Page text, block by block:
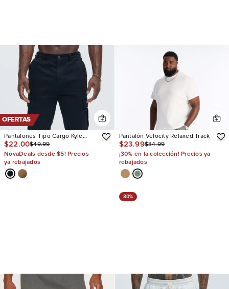
OFERTAS
Pantalones Tipo Cargo Kyle
Straight
$22.00$49.99
NovaDeals desde $5! Precios
ya rebajados
Pantalón Velocity Relaxed Track
$23.99$34.99
¡30% en la colección! Precios ya
rebajados
30%